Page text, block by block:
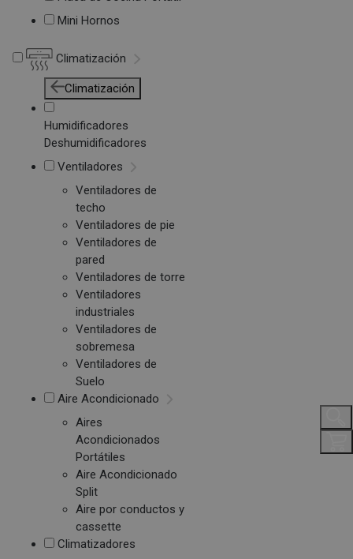
Mini Hornos
Climatización
Climatización
Humidificadores
Deshumidificadores
Ventiladores
Ventiladores de
techo
Ventiladores de pie
Ventiladores de
pared
Ventiladores de torre
Ventiladores
industriales
Ventiladores de
sobremesa
Ventiladores de
Suelo
Aire Acondicionado
Aires
Acondicionados
Portátiles
Aire Acondicionado
Split
Aire por conductos y
cassette
Climatizadores